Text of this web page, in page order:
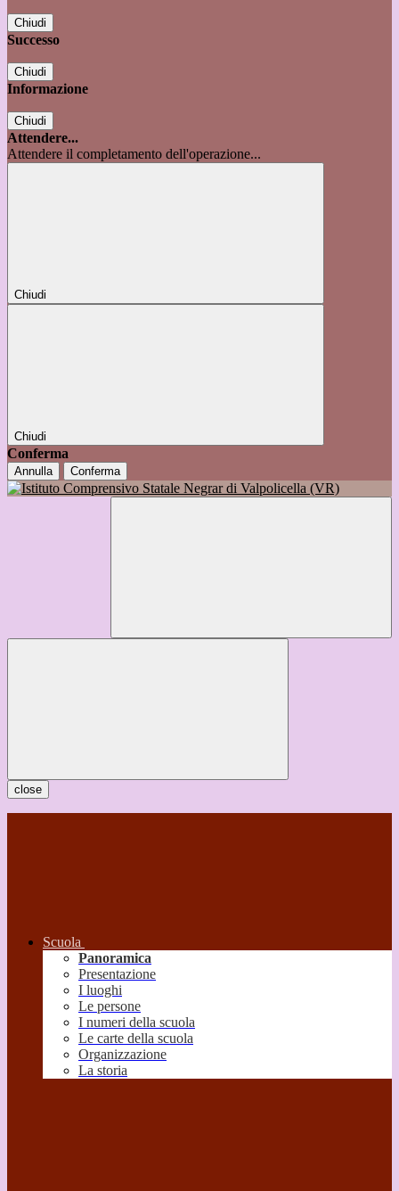
Chiudi
Successo
Chiudi
Informazione
Chiudi
Attendere...
Attendere il completamento dell'operazione...
Chiudi
Chiudi
Conferma
Annulla Conferma
close
Scuola
Panoramica
Presentazione
I luoghi
Le persone
I numeri della scuola
Le carte della scuola
Organizzazione
La storia